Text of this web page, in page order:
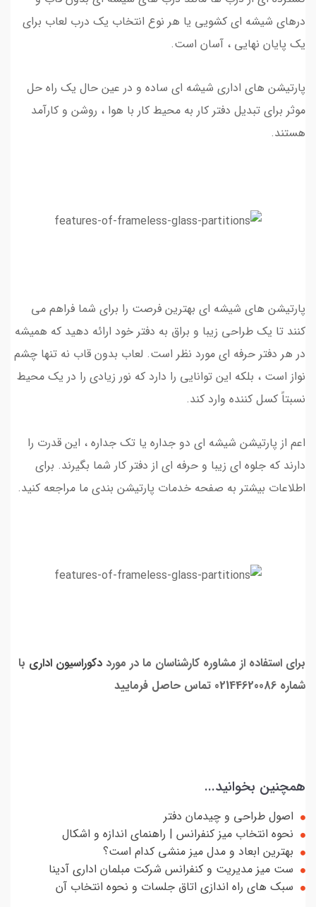
درهای شیشه ای کشویی یا هر نوع انتخاب یک درب لعاب برای
یک پایان نهایی ، آسان است.
پارتیشن های اداری شیشه ای ساده و در عین حال یک راه حل
موثر برای تبدیل دفتر کار به محیط کار با هوا ، روشن و کارآمد
هستند.
پارتیشن های شیشه ای بهترین فرصت را برای شما فراهم می
کنند تا یک طراحی زیبا و براق به دفتر خود ارائه دهید که همیشه
در هر دفتر حرفه ای مورد نظر است. لعاب بدون قاب نه تنها چشم
نواز است ، بلکه این توانایی را دارد که نور زیادی را در یک محیط
نسبتاً کسل کننده وارد کند.
اعم از پارتیشن شیشه ای دو جداره یا تک جداره ، این قدرت را
دارند که جلوه ای زیبا و حرفه ای از دفتر کار شما بگیرند. برای
اطلاعات بیشتر به صفحه خدمات پارتیشن بندی ما مراجعه کنید.
برای استفاده از مشاوره کارشناسان ما در مورد دکوراسیون اداری با
شماره 02144620086 تماس حاصل فرمایید
همچنین بخوانید...
اصول طراحی و چیدمان دفتر
نحوه انتخاب میز کنفرانس | راهنمای اندازه و اشکال
بهترین ابعاد و مدل میز منشی کدام است؟
ست میز مدیریت و کنفرانس شرکت مبلمان اداری آدینا
سبک های راه اندازی اتاق جلسات و نحوه انتخاب آن